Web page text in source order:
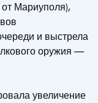
от Мариуполя),
и выстрела
оружия —
увеличение